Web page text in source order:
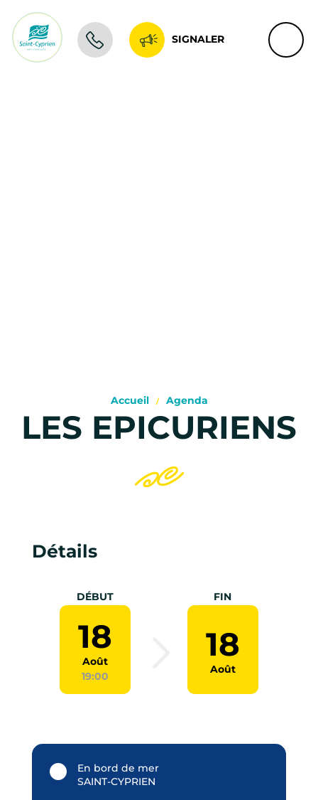
SIGNALER
Accueil Agenda
LES EPICURIENS
Détails
DÉBUT
18
Août
19:00
FIN
18
Août
En bord de mer
SAINT-CYPRIEN